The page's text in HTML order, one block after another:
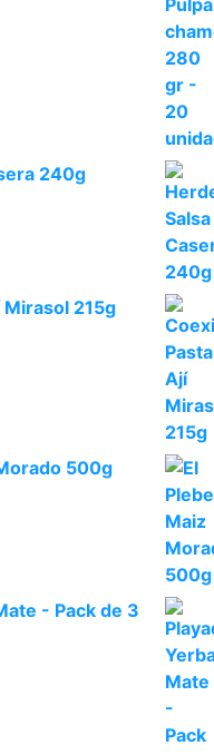
240g
215g
500g
- Pack de 3